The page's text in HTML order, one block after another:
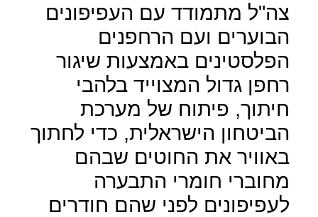
צה"ל מתמודד עם העפיפונים
הבוערים ועם הרחפנים
הפלסטינים באמצעות שיגור
רחפן גדול המצוייד בלהבי
חיתוך, פיתוח של מערכת
הביטחון הישראלית, כדי לחתוך
באוויר את החוטים שבהם
מחוברי חומרי התבערה
לעפיפונים לפני שהם חודרים